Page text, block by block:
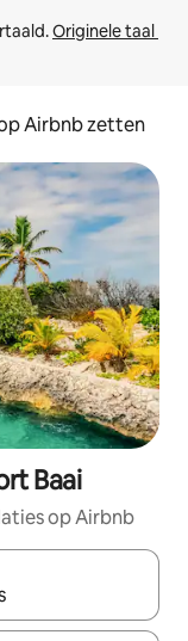
Originele taal
Airbnb zetten
Baai
op Airbnb
maak je een keuze